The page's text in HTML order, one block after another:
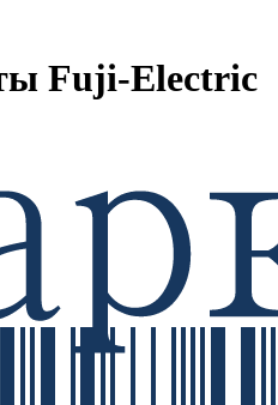
Fuji-Electric